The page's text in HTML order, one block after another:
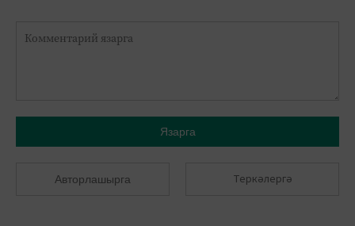
Язарга
Авторлашырга Теркәлергә